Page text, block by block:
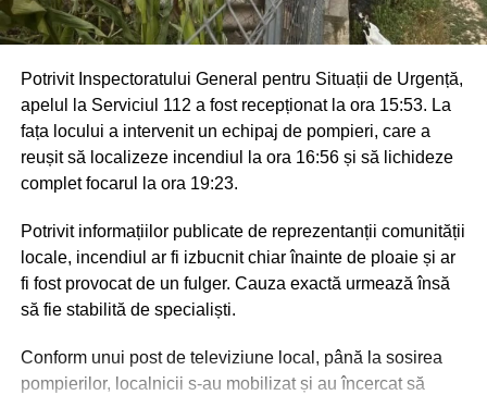
Potrivit Inspectoratului General pentru Situații de Urgență,
apelul la Serviciul 112 a fost recepționat la ora 15:53. La
fața locului a intervenit un echipaj de pompieri, care a
reușit să localizeze incendiul la ora 16:56 și să lichideze
complet focarul la ora 19:23.
Potrivit informațiilor publicate de reprezentanții comunității
locale, incendiul ar fi izbucnit chiar înainte de ploaie și ar
fi fost provocat de un fulger. Cauza exactă urmează însă
să fie stabilită de specialiști.
Conform unui post de televiziune local, până la sosirea
pompierilor, localnicii s-au mobilizat și au încercat să